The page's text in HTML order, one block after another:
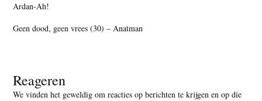
Ardan-Ah!
Geen dood, geen vrees (30) – Anatman
Reageren
We vinden het geweldig om reacties op berichten te krijgen en op die